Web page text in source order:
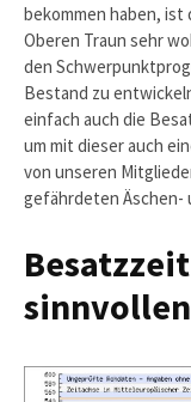
bekommen haben,
Oberen Traun sehr
den
Bestand zu
einfach auch die
um mit dieser auch
von unseren
gefährdeten Äschen-